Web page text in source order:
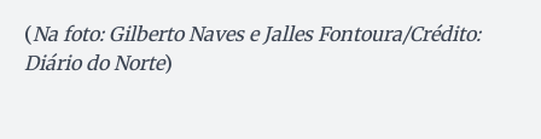
(Na foto: Gilberto Naves e Jalles Fontoura/Crédito:
Diário do Norte)